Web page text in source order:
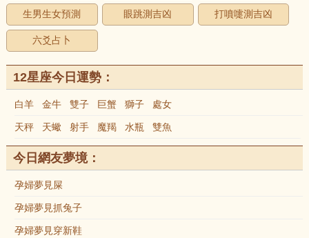
生男生女預測 眼跳測吉凶 打噴嚏測吉凶
六爻占卜
12星座今日運勢：
白羊 金牛 雙子 巨蟹 獅子 處女
天秤 天蠍 射手 魔羯 水瓶 雙魚
今日網友夢境：
孕婦夢見屎
孕婦夢見抓兔子
孕婦夢見穿新鞋